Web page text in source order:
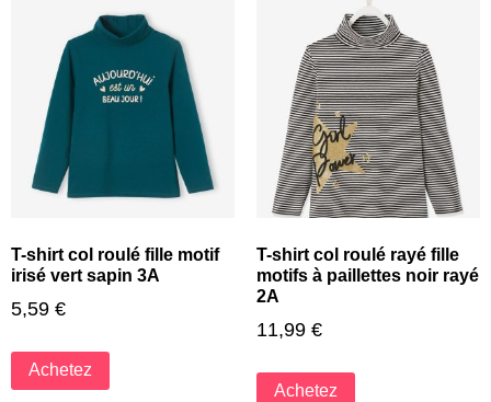
T-shirt col roulé fille motif
irisé vert sapin 3A
5,59 €
Achetez
T-shirt col roulé rayé fille
motifs à paillettes noir rayé
2A
11,99 €
Achetez